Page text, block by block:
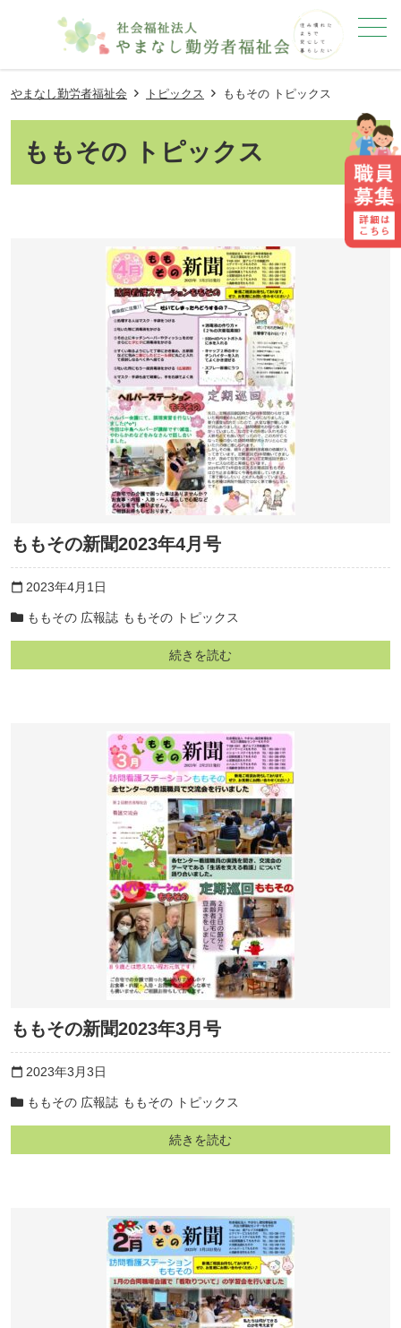
メニュー
やまなし勤労者福祉会 トピックス ももその トピックス
ももその トピックス
ももその新聞2023年4月号
calendar_today 2023年4月1日
ももその 広報誌 ももその トピックス
続きを読む
ももその新聞2023年3月号
calendar_today 2023年3月3日
ももその 広報誌 ももその トピックス
続きを読む